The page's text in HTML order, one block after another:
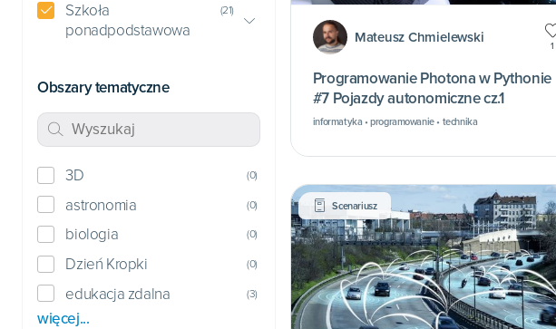
Szkoła
ponadpodstawowa
(21)
Obszary tematyczne
3D (0)
astronomia (0)
biologia (0)
Dzień Kropki (0)
edukacja zdalna (3)
więcej...
Mateusz Chmielewski
1
Programowanie Photona w Pythonie
#7 Pojazdy autonomiczne cz.1
informatyka • programowanie • technika
Scenariusz